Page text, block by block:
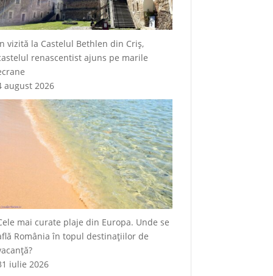
vizită la Castelul Bethlen din Criș,
renascentist ajuns pe marile
august 2026
mai curate plaje din Europa. Unde se
România în topul destinațiilor de
iulie 2026